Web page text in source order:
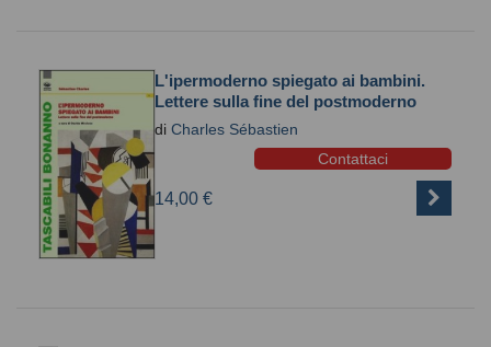
L'ipermoderno spiegato ai bambini.
Lettere sulla fine del postmoderno
di Charles Sébastien
Contattaci
14,00 €